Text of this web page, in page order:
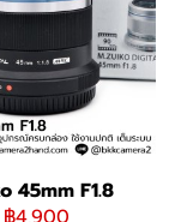
45mm F1.8